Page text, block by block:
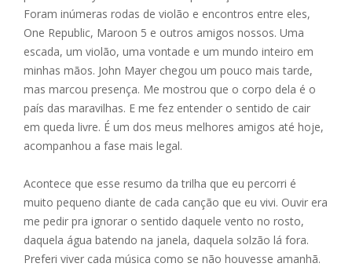
Foram inúmeras rodas de violão e encontros entre eles,
One Republic, Maroon 5 e outros amigos nossos. Uma
escada, um violão, uma vontade e um mundo inteiro em
minhas mãos. John Mayer chegou um pouco mais tarde,
mas marcou presença. Me mostrou que o corpo dela é o
país das maravilhas. E me fez entender o sentido de cair
em queda livre. É um dos meus melhores amigos até hoje,
acompanhou a fase mais legal.
Acontece que esse resumo da trilha que eu percorri é
muito pequeno diante de cada canção que eu vivi. Ouvir era
me pedir pra ignorar o sentido daquele vento no rosto,
daquela água batendo na janela, daquela solzão lá fora.
Preferi viver cada música como se não houvesse amanhã.